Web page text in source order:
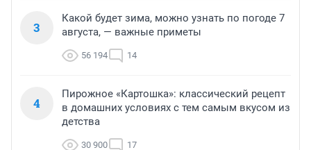
3
Какой будет зима, можно узнать по погоде 7
августа, — важные приметы
56 194 14
4
Пирожное «Картошка»: классический рецепт
в домашних условиях с тем самым вкусом из
детства
30 900 17